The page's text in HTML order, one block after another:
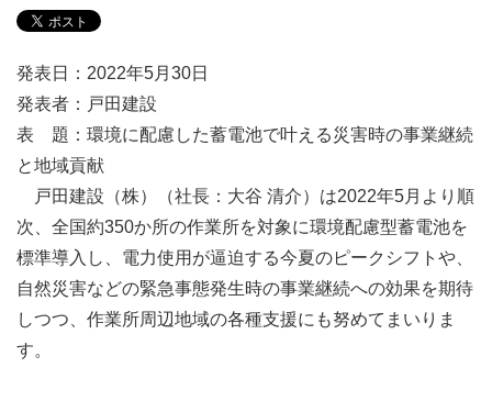
発表日：2022年5月30日
発表者：戸田建設
表 題：環境に配慮した蓄電池で叶える災害時の事業継続
と地域貢献
戸田建設（株）（社長：大谷 清介）は2022年5月より順
次、全国約350か所の作業所を対象に環境配慮型蓄電池を
標準導入し、電力使用が逼迫する今夏のピークシフトや、
自然災害などの緊急事態発生時の事業継続への効果を期待
しつつ、作業所周辺地域の各種支援にも努めてまいりま
す。